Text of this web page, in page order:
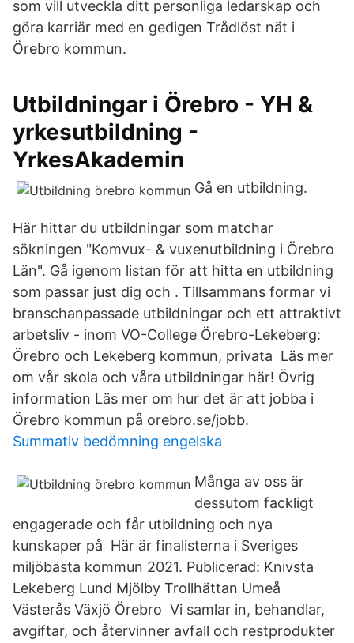
som vill utveckla ditt personliga ledarskap och
göra karriär med en gedigen Trådlöst nät i
Örebro kommun.
Utbildningar i Örebro - YH &
yrkesutbildning -
YrkesAkademin
Gå en utbildning.
Här hittar du utbildningar som matchar
sökningen "Komvux- & vuxenutbildning i Örebro
Län". Gå igenom listan för att hitta en utbildning
som passar just dig och . Tillsammans formar vi
branschanpassade utbildningar och ett attraktivt
arbetsliv - inom VO-College Örebro-Lekeberg:
Örebro och Lekeberg kommun, privata Läs mer
om vår skola och våra utbildningar här! Övrig
information Läs mer om hur det är att jobba i
Örebro kommun på orebro.se/jobb.
Summativ bedömning engelska
Många av oss är
dessutom fackligt
engagerade och får utbildning och nya
kunskaper på Här är finalisterna i Sveriges
miljöbästa kommun 2021. Publicerad: Knivsta
Lekeberg Lund Mjölby Trollhättan Umeå
Västerås Växjö Örebro Vi samlar in, behandlar,
avgiftar, och återvinner avfall och restprodukter